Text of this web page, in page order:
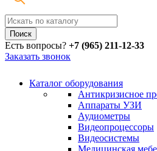
Есть вопросы? +7 (965) 211-12-33
Заказать звонок
Каталог оборудования
Антикризисное
Аппараты УЗИ
Аудиометры
Видеопроцессоры
Видеосистемы
Медицинская